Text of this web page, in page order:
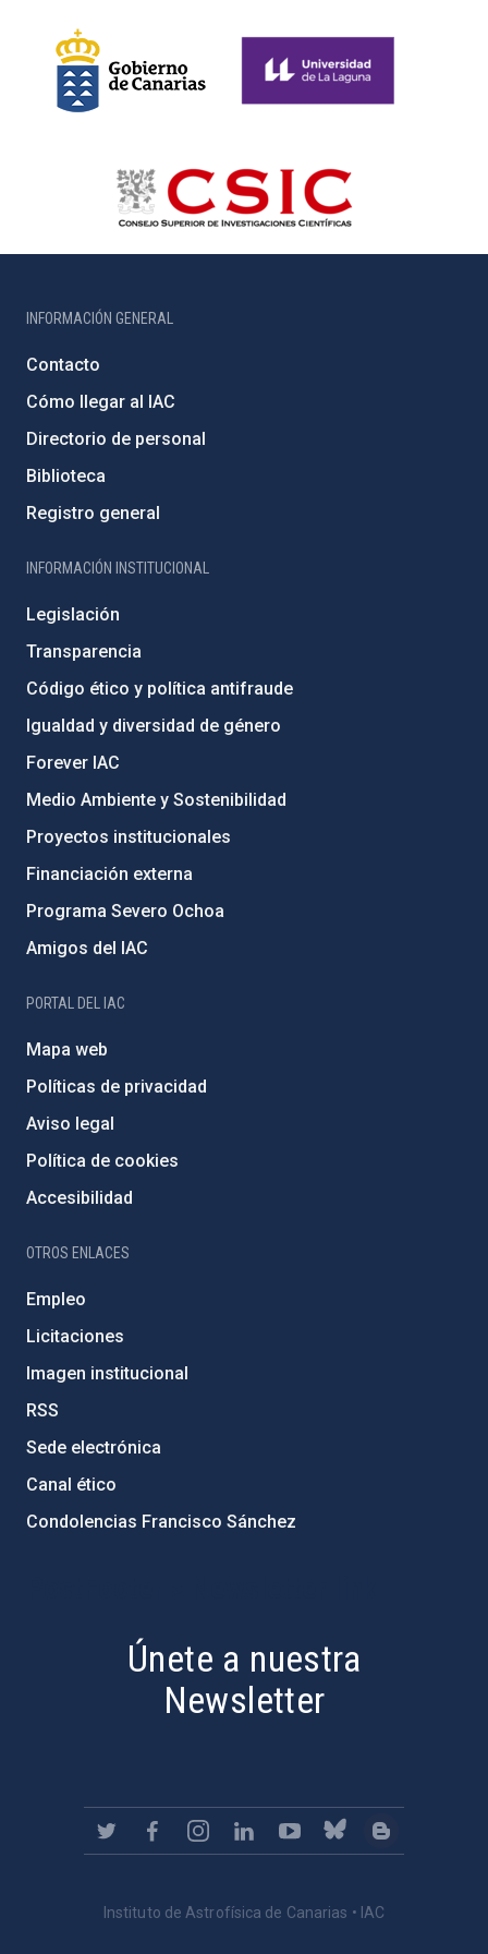
INFORMACIÓN GENERAL
Contacto
Cómo llegar al IAC
Directorio de personal
Biblioteca
Registro general
INFORMACIÓN INSTITUCIONAL
Legislación
Transparencia
Código ético y política antifraude
Igualdad y diversidad de género
Forever IAC
Medio Ambiente y Sostenibilidad
Proyectos institucionales
Financiación externa
Programa Severo Ochoa
Amigos del IAC
PORTAL DEL IAC
Mapa web
Políticas de privacidad
Aviso legal
Política de cookies
Accesibilidad
OTROS ENLACES
Empleo
Licitaciones
Imagen institucional
RSS
Sede electrónica
Canal ético
Condolencias Francisco Sánchez
Únete a nuestra
Newsletter
Instituto de Astrofísica de Canarias • IAC